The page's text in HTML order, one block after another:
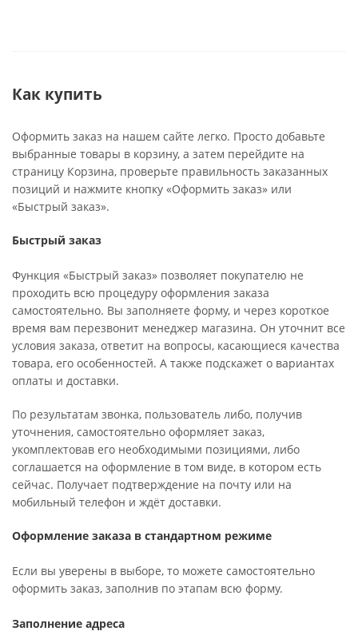
Как купить
Оформить заказ на нашем сайте легко. Просто добавьте
выбранные товары в корзину, а затем перейдите на
страницу Корзина, проверьте правильность заказанных
позиций и нажмите кнопку «Оформить заказ» или
«Быстрый заказ».
Быстрый заказ
Функция «Быстрый заказ» позволяет покупателю не
проходить всю процедуру оформления заказа
самостоятельно. Вы заполняете форму, и через короткое
время вам перезвонит менеджер магазина. Он уточнит все
условия заказа, ответит на вопросы, касающиеся качества
товара, его особенностей. А также подскажет о вариантах
оплаты и доставки.
По результатам звонка, пользователь либо, получив
уточнения, самостоятельно оформляет заказ,
укомплектовав его необходимыми позициями, либо
соглашается на оформление в том виде, в котором есть
сейчас. Получает подтверждение на почту или на
мобильный телефон и ждёт доставки.
Оформление заказа в стандартном режиме
Если вы уверены в выборе, то можете самостоятельно
оформить заказ, заполнив по этапам всю форму.
Заполнение адреса